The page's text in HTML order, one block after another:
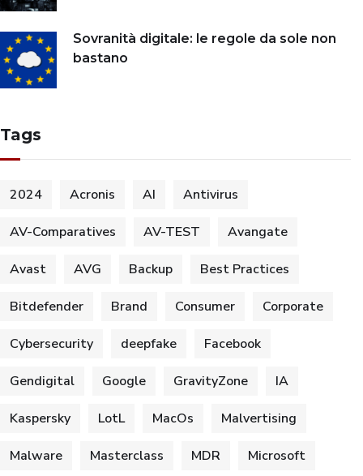
Sovranità digitale: le regole da sole non
bastano
Tags
2024 Acronis AI Antivirus
AV-Comparatives AV-TEST Avangate
Avast AVG Backup Best Practices
Bitdefender Brand Consumer Corporate
Cybersecurity deepfake Facebook
Gendigital Google GravityZone IA
Kaspersky LotL MacOs Malvertising
Malware Masterclass MDR Microsoft